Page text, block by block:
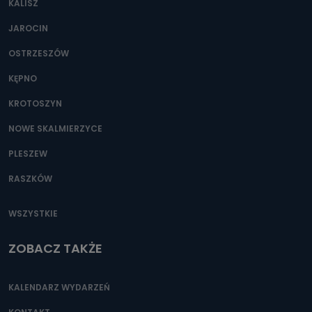
Można to zrobić pod numerem telefonu 62 735-51-05 lub
KALISZ
JAROCIN
OSTRZESZÓW
KĘPNO
KROTOSZYN
NOWE SKALMIERZYCE
PLESZEW
RASZKÓW
WSZYSTKIE
ZOBACZ TAKŻE
KALENDARZ WYDARZEŃ